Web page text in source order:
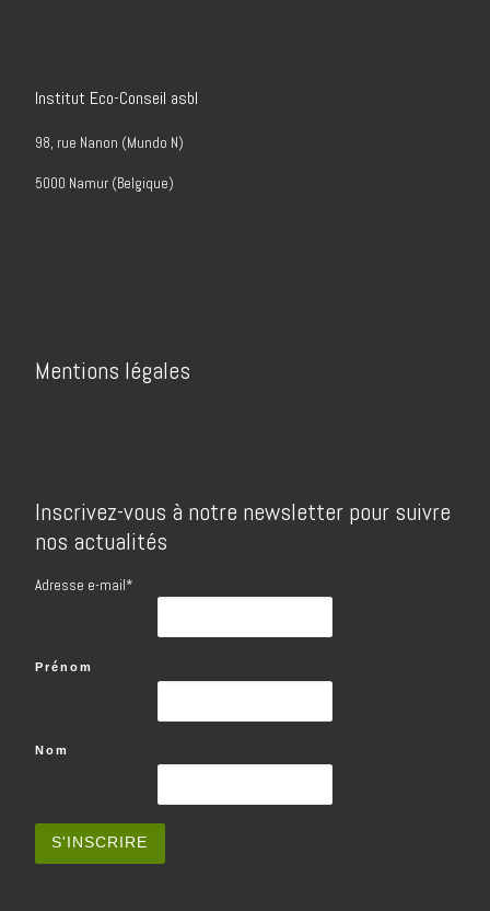
Institut Eco-Conseil asbl
98, rue Nanon (Mundo N)
5000 Namur (Belgique)
Mentions légales
Inscrivez-vous à notre newsletter pour suivre
nos actualités
Adresse e-mail*
Prénom
Nom